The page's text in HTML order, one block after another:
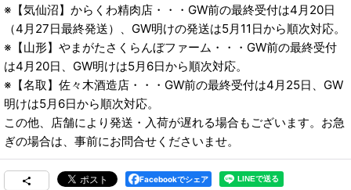
※【気仙沼】からくわ精肉店・・・GW前の最終受付は4月20日
（4月27日最終発送）、GW明けの発送は5月11日から順次対応。
※【山形】やまがたさくらんぼファーム・・・GW前の最終受付
は4月20日、GW明けは5月6日から順次対応。
※【名取】佐々木酒造店・・・GW前の最終受付は4月25日、GW
明けは5月6日から順次対応。
この他、店舗により発送・入荷が遅れる場合もございます。お急
ぎの場合は、事前にお問合せくださいませ。
Facebookでシェア